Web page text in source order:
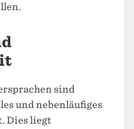
sind
und nebenläufiges
Dies liegt